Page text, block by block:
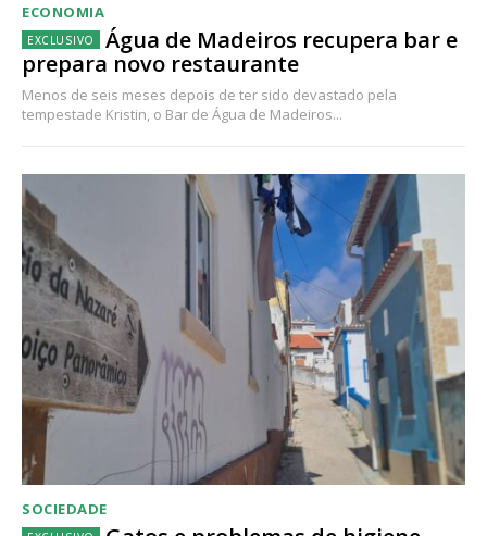
ECONOMIA
Água de Madeiros recupera bar e
prepara novo restaurante
Menos de seis meses depois de ter sido devastado pela
tempestade Kristin, o Bar de Água de Madeiros...
SOCIEDADE